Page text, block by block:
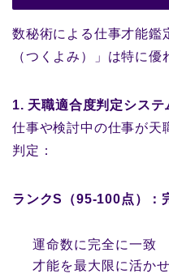
数秘術による仕事才能鑑
（つくよみ）」は特に優
1. 天職適合度判定システ
仕事や検討中の仕事が天
判定：
ランクS（95-100点）：
運命数に完全に一致
才能を最大限に活か